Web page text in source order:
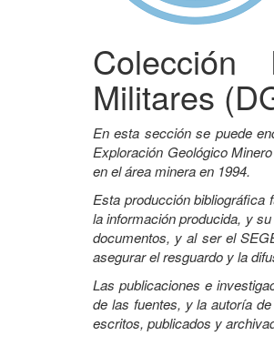
Colección
Militares
En esta sección se puede
Exploración Geológico
en el área minera en 1994.
Esta producción bibliográfica
la información producida, y
documentos, y al ser el
asegurar el resguardo y la
Las publicaciones e
de las fuentes, y la autoría
escritos, publicados y